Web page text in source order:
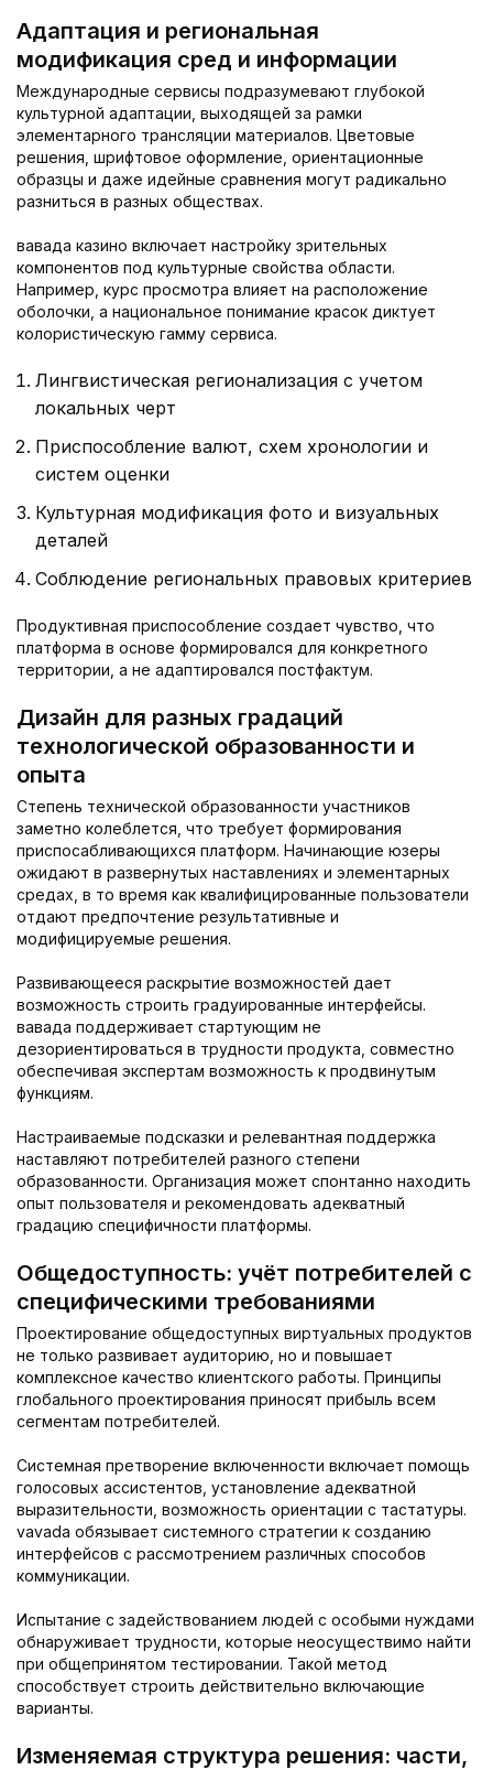
Адаптация и региональная
модификация сред и информации
Международные сервисы подразумевают глубокой
культурной адаптации, выходящей за рамки
элементарного трансляции материалов. Цветовые
решения, шрифтовое оформление, ориентационные
образцы и даже идейные сравнения могут радикально
разниться в разных обществах.
вавада казино включает настройку зрительных
компонентов под культурные свойства области.
Например, курс просмотра влияет на расположение
оболочки, а национальное понимание красок диктует
колористическую гамму сервиса.
Лингвистическая регионализация с учетом
локальных черт
Приспособление валют, схем хронологии и
систем оценки
Культурная модификация фото и визуальных
деталей
Соблюдение региональных правовых критериев
Продуктивная приспособление создает чувство, что
платформа в основе формировался для конкретного
территории, а не адаптировался постфактум.
Дизайн для разных градаций
технологической образованности и
опыта
Степень технической образованности участников
заметно колеблется, что требует формирования
приспосабливающихся платформ. Начинающие юзеры
ожидают в развернутых наставлениях и элементарных
средах, в то время как квалифицированные пользователи
отдают предпочтение результативные и
модифицируемые решения.
Развивающееся раскрытие возможностей дает
возможность строить градуированные интерфейсы.
вавада поддерживает стартующим не
дезориентироваться в трудности продукта, совместно
обеспечивая экспертам возможность к продвинутым
функциям.
Настраиваемые подсказки и релевантная поддержка
наставляют потребителей разного степени
образованности. Организация может спонтанно находить
опыт пользователя и рекомендовать адекватный
градацию специфичности платформы.
Общедоступность: учёт потребителей с
специфическими требованиями
Проектирование общедоступных виртуальных продуктов
не только развивает аудиторию, но и повышает
комплексное качество клиентского работы. Принципы
глобального проектирования приносят прибыль всем
сегментам потребителей.
Системная претворение включенности включает помощь
голосовых ассистентов, установление адекватной
выразительности, возможность ориентации с тастатуры.
vavada обязывает системного стратегии к созданию
интерфейсов с рассмотрением различных способов
коммуникации.
Испытание с задействованием людей с особыми нуждами
обнаруживает трудности, которые неосуществимо найти
при общепринятом тестировании. Такой метод
способствует строить действительно включающие
варианты.
Изменяемая структура решения: части,